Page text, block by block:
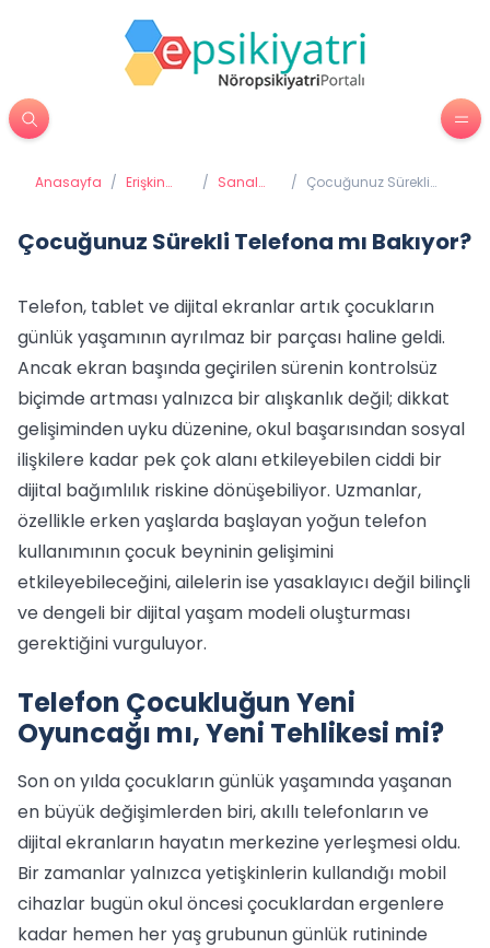
Anasayfa / Erişkin
/ Sanal
/ Çocuğunuz Sürekli
Çocuğunuz Sürekli Telefona mı Bakıyor?
Telefon, tablet ve dijital ekranlar artık çocukların
günlük yaşamının ayrılmaz bir parçası haline geldi.
Ancak ekran başında geçirilen sürenin kontrolsüz
biçimde artması yalnızca bir alışkanlık değil; dikkat
gelişiminden uyku düzenine, okul başarısından sosyal
ilişkilere kadar pek çok alanı etkileyebilen ciddi bir
dijital bağımlılık riskine dönüşebiliyor. Uzmanlar,
özellikle erken yaşlarda başlayan yoğun telefon
kullanımının çocuk beyninin gelişimini
etkileyebileceğini, ailelerin ise yasaklayıcı değil bilinçli
ve dengeli bir dijital yaşam modeli oluşturması
gerektiğini vurguluyor.
Telefon Çocukluğun Yeni
Oyuncağı mı, Yeni Tehlikesi mi?
Son on yılda çocukların günlük yaşamında yaşanan
en büyük değişimlerden biri, akıllı telefonların ve
dijital ekranların hayatın merkezine yerleşmesi oldu.
Bir zamanlar yalnızca yetişkinlerin kullandığı mobil
cihazlar bugün okul öncesi çocuklardan ergenlere
kadar hemen her yaş grubunun günlük rutininde